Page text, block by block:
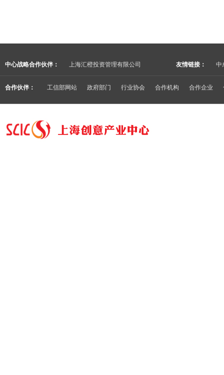
中心战略合作伙伴： 上海汇橙投资管理有限公司 友情链接： 中
合作伙伴： 工信部网站 政府部门 行业协会 合作机构 合作企业